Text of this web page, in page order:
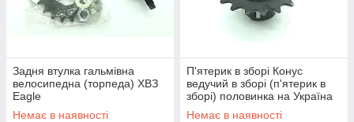
Задня втулка гальмівна
велосипедна (торпеда) ХВЗ
Eagle
Немає в наявності
П'ятерик в зборі Конус
ведучий в зборі (п'ятерик в
зборі) половинка на Україна
Немає в наявності